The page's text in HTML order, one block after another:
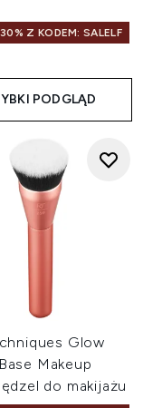
Z KODEM: SALELF
PODGLĄD
Glow
Makeup
do makijażu